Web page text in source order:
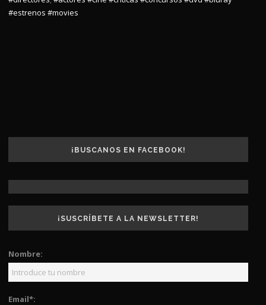
#estrenos #movies
¡BUSCANOS EN FACEBOOK!
¡SUSCRÍBETE A LA NEWSLETTER!
Nombre:
Email*: